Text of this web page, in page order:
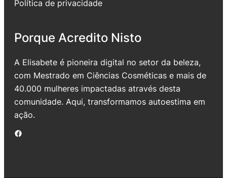
Política de privacidade
Porque Acredito Nisto
A Elisabete é pioneira digital no setor da beleza,
com Mestrado em Ciências Cosméticas e mais de
40.000 mulheres impactadas através desta
comunidade. Aqui, transformamos autoestima em
ação.
Facebook